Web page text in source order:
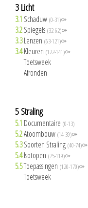
3 Licht
3.1 Schaduw (0-31)⚩
3.2Spiegels (32-62)⚩
3.3Lenzen (63-121)⚩
3.4Kleuren (122-141)⚩
3.5Toetsweek
Afronden
5 Straling
5.1 Documentaire (0-13)
5.2Atoombouw (14-39)⚩
5.3Soorten Straling (40-74)⚩
5.4Isotopen (75-119)⚩
5.5Toepassingen (120-170)⚩
5.6Toetsweek